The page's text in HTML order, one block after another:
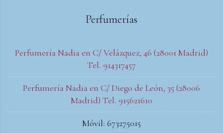
Perfumerías
Perfumería Nadia en C/ Velázquez, 46 (28001 Madrid)
Tel. 914317457
Perfumería Nadia en C/ Diego de León, 35 (28006
Madrid) Tel. 915621610
Móvil: 673275015